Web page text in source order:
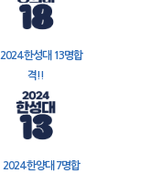
2024 한성대 13명합
격!!
2024 한양대 7명합